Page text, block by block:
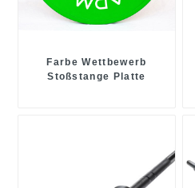
Farbe Wettbewerb
Stoßstange Platte